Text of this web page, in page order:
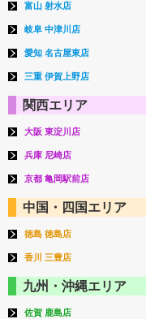
富山 射水店
岐阜 中津川店
愛知 名古屋東店
三重 伊賀上野店
関西エリア
大阪 東淀川店
兵庫 尼崎店
京都 亀岡駅前店
中国・四国エリア
徳島 徳島店
香川 三豊店
九州・沖縄エリア
佐賀 鹿島店